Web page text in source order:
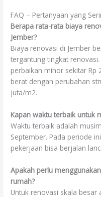
FAQ – Pertanyaan yang
Berapa rata-rata biaya
Jember?
Biaya renovasi di Jember
tergantung tingkat
perbaikan minor sekitar
berat dengan perubahan
juta/m2.
Kapan waktu terbaik untuk
Waktu terbaik adalah
September. Pada periode
pekerjaan bisa berjalan
Apakah perlu
rumah?
Untuk renovasi skala